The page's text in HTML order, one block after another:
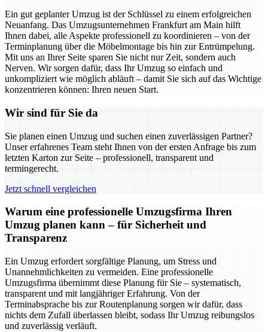
Ein gut geplanter Umzug ist der Schlüssel zu einem erfolgreichen
Neuanfang. Das Umzugsunternehmen Frankfurt am Main hilft
Ihnen dabei, alle Aspekte professionell zu koordinieren – von der
Terminplanung über die Möbelmontage bis hin zur Entrümpelung.
Mit uns an Ihrer Seite sparen Sie nicht nur Zeit, sondern auch
Nerven. Wir sorgen dafür, dass Ihr Umzug so einfach und
unkompliziert wie möglich abläuft – damit Sie sich auf das Wichtige
konzentrieren können: Ihren neuen Start.
Wir sind für Sie da
Sie planen einen Umzug und suchen einen zuverlässigen Partner?
Unser erfahrenes Team steht Ihnen von der ersten Anfrage bis zum
letzten Karton zur Seite – professionell, transparent und
termingerecht.
Jetzt schnell vergleichen
Warum eine professionelle Umzugsfirma Ihren
Umzug planen kann – für Sicherheit und
Transparenz
Ein Umzug erfordert sorgfältige Planung, um Stress und
Unannehmlichkeiten zu vermeiden. Eine professionelle
Umzugsfirma übernimmt diese Planung für Sie – systematisch,
transparent und mit langjähriger Erfahrung. Von der
Terminabsprache bis zur Routenplanung sorgen wir dafür, dass
nichts dem Zufall überlassen bleibt, sodass Ihr Umzug reibungslos
und zuverlässig verläuft.